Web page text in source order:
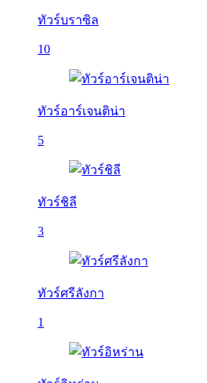
ทัวร์บราซิล
10
ทัวร์อาร์เจนติน่า
5
ทัวร์ชิลี
3
ทัวร์ศรีลังกา
1